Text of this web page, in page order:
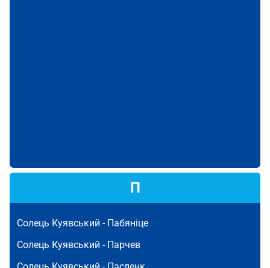
П
Солець Куявський - Пабяніце
Солець Куявський - Парчев